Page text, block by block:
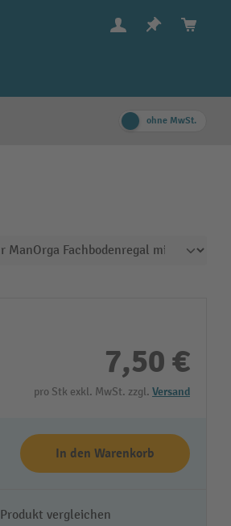
ohne MwSt.
7,50 €
pro Stk exkl. MwSt. zzgl. Versand
In den Warenkorb
Produkt vergleichen